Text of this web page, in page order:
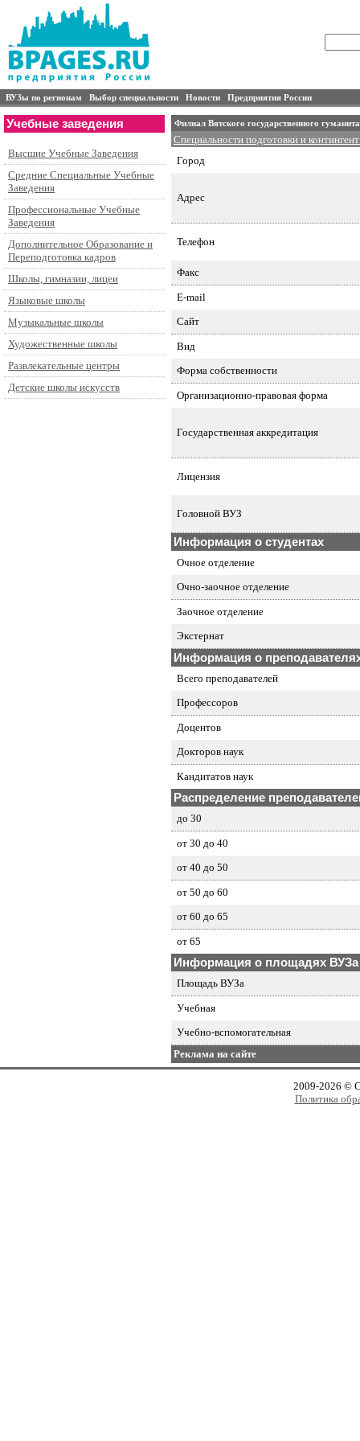
ВУЗы по регионам Выбор специальности Новости Предприятия России
Учебные заведения
Высшие Учебные Заведения
Средние Специальные Учебные
Заведения
Профессиональные Учебные
Заведения
Дополнительное Образование и
Переподготовка кадров
Школы, гимназии, лицеи
Языковые школы
Музыкальные школы
Художественные школы
Развлекательные центры
Детские школы искусств
Филиал Вятского государственного
Специальности подготовки и
Город
Адрес
Телефон
Факс
E-mail
Сайт
Вид
Форма собственности
Организационно-правовая форма
Государственная аккредитация
Лицензия
Головной ВУЗ
Информация о студентах
Очное отделение
Очно-заочное отделение
Заочное отделение
Экстернат
Информация о
Всего преподавателей
Профессоров
Доцентов
Докторов наук
Кандитатов наук
Распределение
до 30
от 30 до 40
от 40 до 50
от 50 до 60
от 60 до 65
от 65
Информация о площадях ВУЗа
Площадь ВУЗа
Учебная
Учебно-вспомогательная
Реклама на сайте
2009-2026 ©
Политика